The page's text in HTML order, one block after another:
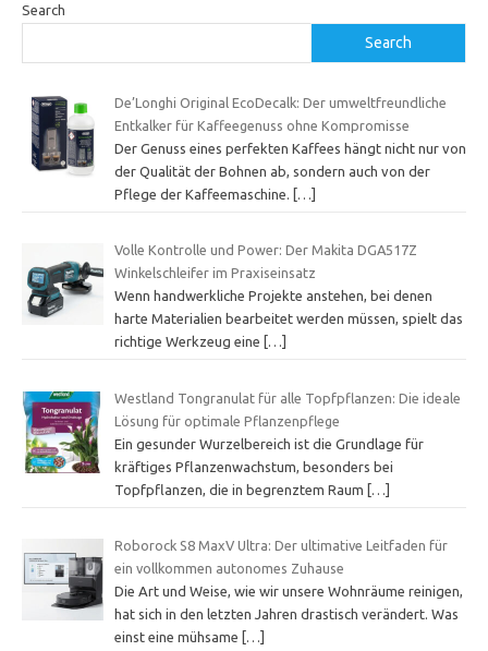
Search
Search
De’Longhi Original EcoDecalk: Der umweltfreundliche
Entkalker für Kaffeegenuss ohne Kompromisse
Der Genuss eines perfekten Kaffees hängt nicht nur von
der Qualität der Bohnen ab, sondern auch von der
Pflege der Kaffeemaschine.
[…]
Volle Kontrolle und Power: Der Makita DGA517Z
Winkelschleifer im Praxiseinsatz
Wenn handwerkliche Projekte anstehen, bei denen
harte Materialien bearbeitet werden müssen, spielt das
richtige Werkzeug eine
[…]
Westland Tongranulat für alle Topfpflanzen: Die ideale
Lösung für optimale Pflanzenpflege
Ein gesunder Wurzelbereich ist die Grundlage für
kräftiges Pflanzenwachstum, besonders bei
Topfpflanzen, die in begrenztem Raum
[…]
Roborock S8 MaxV Ultra: Der ultimative Leitfaden für
ein vollkommen autonomes Zuhause
Die Art und Weise, wie wir unsere Wohnräume reinigen,
hat sich in den letzten Jahren drastisch verändert. Was
einst eine mühsame
[…]